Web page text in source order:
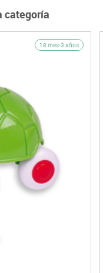
categoría
18 mes-3 años